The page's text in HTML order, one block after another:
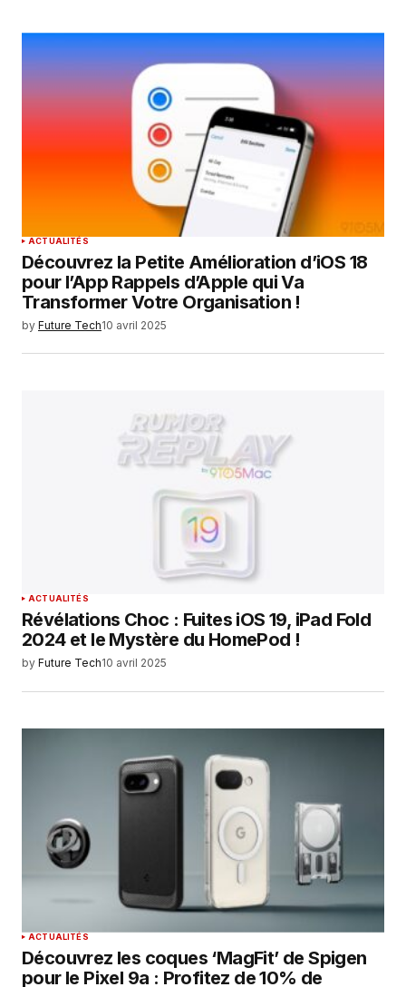
ACTUALITÉS
Découvrez la Petite Amélioration d’iOS 18
pour l’App Rappels d’Apple qui Va
Transformer Votre Organisation !
by Future Tech10 avril 2025
ACTUALITÉS
Révélations Choc : Fuites iOS 19, iPad Fold
2024 et le Mystère du HomePod !
by Future Tech10 avril 2025
ACTUALITÉS
Découvrez les coques ‘MagFit’ de Spigen
pour le Pixel 9a : Profitez de 10% de